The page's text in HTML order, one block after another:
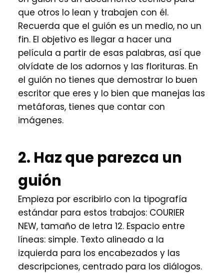
que otros lo lean y trabajen con él.
Recuerda que el guión es un medio, no un
fin. El objetivo es llegar a hacer una
película a partir de esas palabras, así que
olvídate de los adornos y las florituras. En
el guión no tienes que demostrar lo buen
escritor que eres y lo bien que manejas las
metáforas, tienes que contar con
imágenes.
2. Haz que parezca un
guión
Empieza por escribirlo con la tipografía
estándar para estos trabajos: COURIER
NEW, tamaño de letra 12. Espacio entre
líneas: simple. Texto alineado a la
izquierda para los encabezados y las
descripciones, centrado para los diálogos.